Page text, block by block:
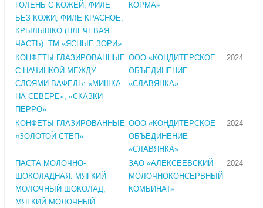
ГОЛЕНЬ С КОЖЕЙ, ФИЛЕ
БЕЗ КОЖИ, ФИЛЕ КРАСНОЕ,
КРЫЛЫШКО (ПЛЕЧЕВАЯ
ЧАСТЬ). ТМ «ЯСНЫЕ ЗОРИ»
КОРМА»
КОНФЕТЫ ГЛАЗИРОВАННЫЕ
С НАЧИНКОЙ МЕЖДУ
СЛОЯМИ ВАФЕЛЬ: «МИШКА
НА СЕВЕРЕ», «СКАЗКИ
ПЕРРО»
ООО «КОНДИТЕРСКОЕ
ОБЪЕДИНЕНИЕ
«СЛАВЯНКА»
2024
КОНФЕТЫ ГЛАЗИРОВАННЫЕ
«ЗОЛОТОЙ СТЕП»
ООО «КОНДИТЕРСКОЕ
ОБЪЕДИНЕНИЕ
«СЛАВЯНКА»
2024
ПАСТА МОЛОЧНО-
ШОКОЛАДНАЯ: МЯГКИЙ
МОЛОЧНЫЙ ШОКОЛАД,
МЯГКИЙ МОЛОЧНЫЙ
ЗАО «АЛЕКСЕЕВСКИЙ
МОЛОЧНОКОНСЕРВНЫЙ
КОМБИНАТ»
2024